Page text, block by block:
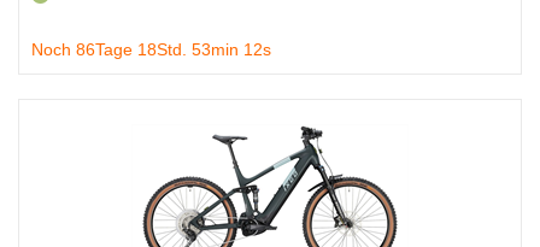
Noch 86Tage 18Std. 53min 11s